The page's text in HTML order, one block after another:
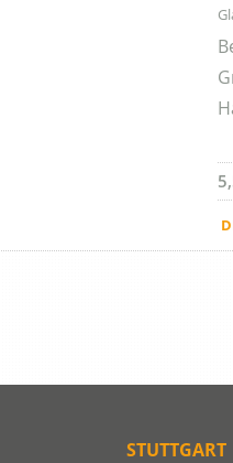
STUTTGART